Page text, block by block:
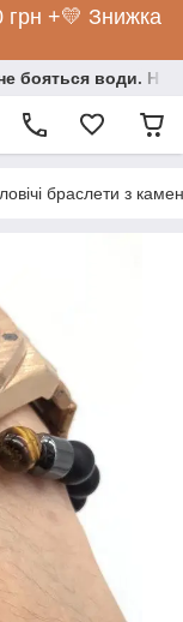
грн +💛 Знижка
бояться води.
браслети з